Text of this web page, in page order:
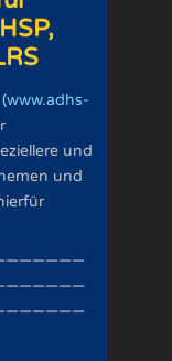
www.adhs-
und
und